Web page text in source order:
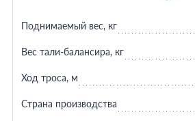
Поднимаемый вес, кг
Вес тали-балансира, кг
Ход троса, м
Страна производства